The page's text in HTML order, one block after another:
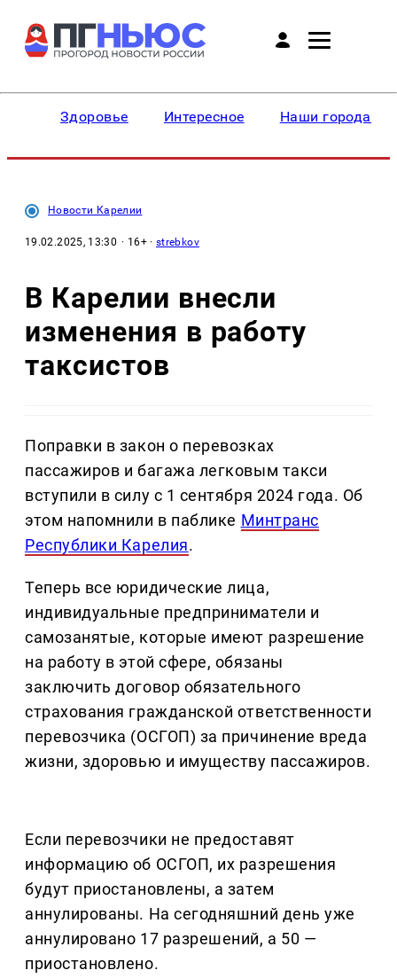
Здоровье Интересное Наши города
Новости Карелии
19.02.2025, 13:30 · 16+ ·strebkov
В Карелии внесли
изменения в работу
таксистов
Поправки в закон о перевозках
пассажиров и багажа легковым такси
вступили в силу с 1 сентября 2024 года. Об
этом напомнили в паблике Минтранс
Республики Карелия.
Теперь все юридические лица,
индивидуальные предприниматели и
самозанятые, которые имеют разрешение
на работу в этой сфере, обязаны
заключить договор обязательного
страхования гражданской ответственности
перевозчика (ОСГОП) за причинение вреда
жизни, здоровью и имуществу пассажиров.
Если перевозчики не предоставят
информацию об ОСГОП, их разрешения
будут приостановлены, а затем
аннулированы. На сегодняшний день уже
аннулировано 17 разрешений, а 50 —
приостановлено.